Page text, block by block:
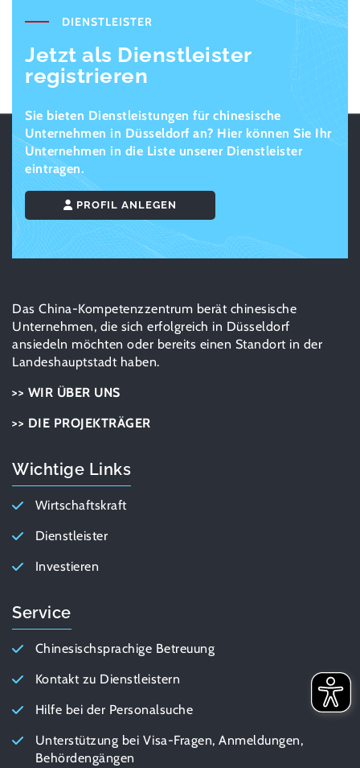
DIENSTLEISTER
Jetzt als Dienstleister
registrieren
Sie bieten Dienstleistungen für chinesische
Unternehmen in Düsseldorf an? Hier können Sie Ihr
Unternehmen in die Liste unserer Dienstleister
eintragen.
PROFIL ANLEGEN
Das China-Kompetenzzentrum berät chinesische
Unternehmen, die sich erfolgreich in Düsseldorf
ansiedeln möchten oder bereits einen Standort in der
Landeshauptstadt haben.
>> WIR ÜBER UNS
>> DIE PROJEKTRÄGER
Wichtige Links
Wirtschaftskraft
Dienstleister
Investieren
Service
Chinesischsprachige Betreuung
Kontakt zu Dienstleistern
Hilfe bei der Personalsuche
Unterstützung bei Visa-Fragen, Anmeldungen,
Behördengängen